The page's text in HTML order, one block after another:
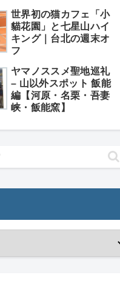
世界初の猫カフェ「小
貓花園」と七星山ハイ
キング｜台北の週末オ
フ
ヤマノススメ聖地巡礼
– 山以外スポット 飯能
編【河原・名栗・吾妻
峡・飯能窯】